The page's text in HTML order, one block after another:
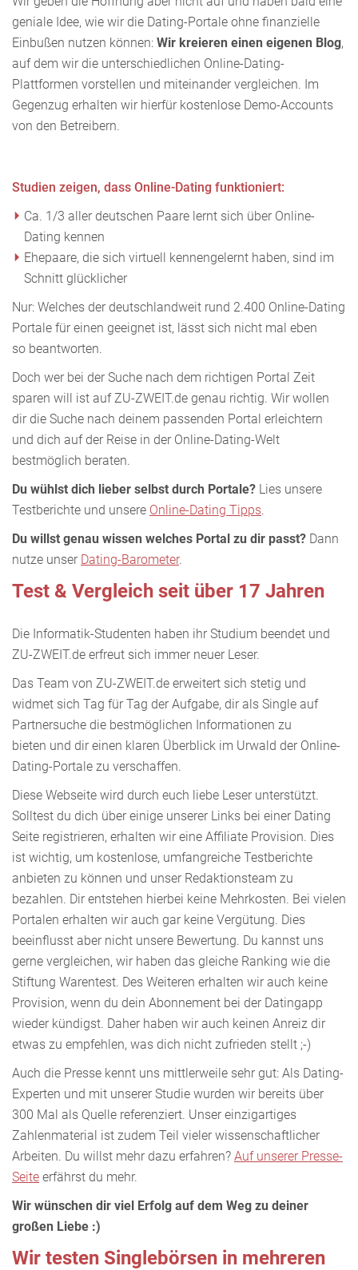
geniale Idee, wie wir die Dating-Portale ohne finanzielle
Einbußen nutzen können: Wir kreieren einen eigenen Blog,
auf dem wir die unterschiedlichen Online-Dating-
Plattformen vorstellen und miteinander vergleichen. Im
Gegenzug erhalten wir hierfür kostenlose Demo-Accounts
von den Betreibern.
Studien zeigen, dass Online-Dating funktioniert:
Ca. 1/3 aller deutschen Paare lernt sich über Online-
Dating kennen
Ehepaare, die sich virtuell kennengelernt haben, sind im
Schnitt glücklicher
Nur: Welches der deutschlandweit rund 2.400 Online-Dating
Portale für einen geeignet ist, lässt sich nicht mal eben
so beantworten.
Doch wer bei der Suche nach dem richtigen Portal Zeit
sparen will ist auf ZU-ZWEIT.de genau richtig. Wir wollen
dir die Suche nach deinem passenden Portal erleichtern
und dich auf der Reise in der Online-Dating-Welt
bestmöglich beraten.
Du wühlst dich lieber selbst durch Portale? Lies unsere
Testberichte und unsere Online-Dating Tipps.
Du willst genau wissen welches Portal zu dir passt? Dann
nutze unser Dating-Barometer.
Test & Vergleich seit über 17 Jahren
Die Informatik-Studenten haben ihr Studium beendet und
ZU-ZWEIT.de erfreut sich immer neuer Leser.
Das Team von ZU-ZWEIT.de erweitert sich stetig und
widmet sich Tag für Tag der Aufgabe, dir als Single auf
Partnersuche die bestmöglichen Informationen zu
bieten und dir einen klaren Überblick im Urwald der Online-
Dating-Portale zu verschaffen.
Diese Webseite wird durch euch liebe Leser unterstützt.
Solltest du dich über einige unserer Links bei einer Dating
Seite registrieren, erhalten wir eine Affiliate Provision. Dies
ist wichtig, um kostenlose, umfangreiche Testberichte
anbieten zu können und unser Redaktionsteam zu
bezahlen. Dir entstehen hierbei keine Mehrkosten. Bei vielen
Portalen erhalten wir auch gar keine Vergütung. Dies
beeinflusst aber nicht unsere Bewertung. Du kannst uns
gerne vergleichen, wir haben das gleiche Ranking wie die
Stiftung Warentest. Des Weiteren erhalten wir auch keine
Provision, wenn du dein Abonnement bei der Datingapp
wieder kündigst. Daher haben wir auch keinen Anreiz dir
etwas zu empfehlen, was dich nicht zufrieden stellt ;-)
Auch die Presse kennt uns mittlerweile sehr gut: Als Dating-
Experten und mit unserer Studie wurden wir bereits über
300 Mal als Quelle referenziert. Unser einzigartiges
Zahlenmaterial ist zudem Teil vieler wissenschaftlicher
Arbeiten. Du willst mehr dazu erfahren? Auf unserer Presse-
Seite erfährst du mehr.
Wir wünschen dir viel Erfolg auf dem Weg zu deiner
großen Liebe :)
Wir testen Singlebörsen in mehreren